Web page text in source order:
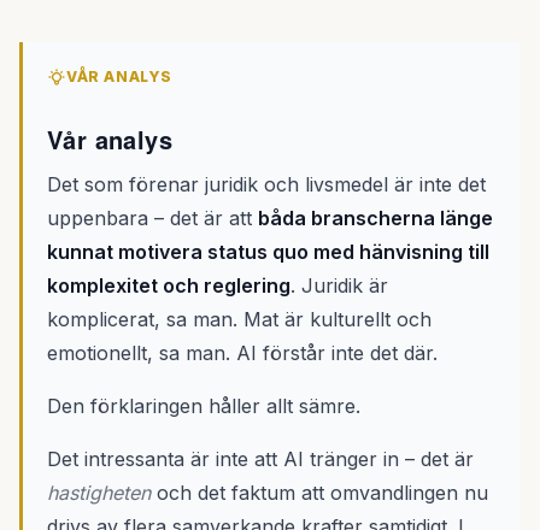
VÅR ANALYS
Vår analys
Det som förenar juridik och livsmedel är inte det
uppenbara – det är att båda branscherna länge
kunnat motivera status quo med hänvisning till
komplexitet och reglering. Juridik är
komplicerat, sa man. Mat är kulturellt och
emotionellt, sa man. AI förstår inte det där.
Den förklaringen håller allt sämre.
Det intressanta är inte att AI tränger in – det är
hastighetenoch det faktum att omvandlingen nu